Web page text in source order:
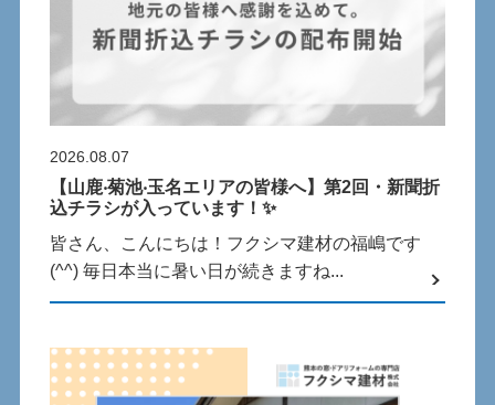
2026.08.07
【⼭⿅‧菊池‧⽟名エリアの皆様へ】第2回・新聞折
込チラシが⼊っています！✨
皆さん、こんにちは！フクシマ建材の福嶋です
(^^) 毎⽇本当に暑い⽇が続きますね...